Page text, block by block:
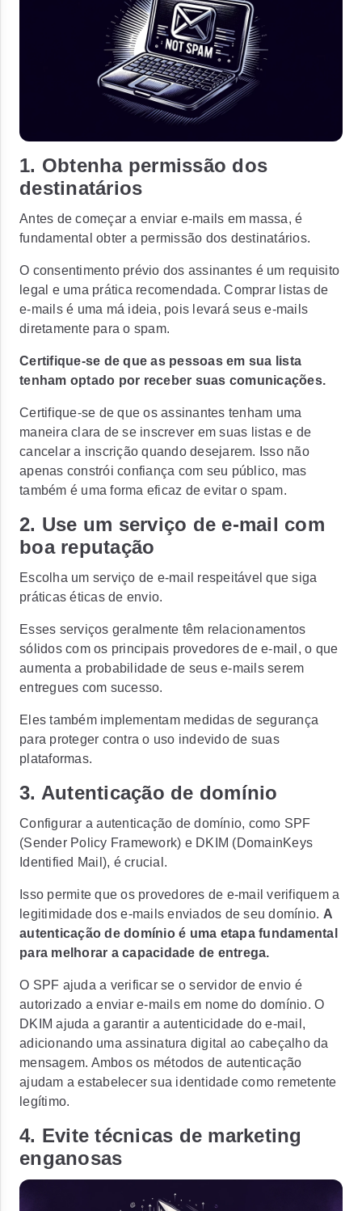
1. Obtenha permissão dos
destinatários
Antes de começar a enviar e-mails em massa, é
fundamental obter a permissão dos destinatários.
O consentimento prévio dos assinantes é um requisito
legal e uma prática recomendada. Comprar listas de
e-mails é uma má ideia, pois levará seus e-mails
diretamente para o spam.
Certifique-se de que as pessoas em sua lista
tenham optado por receber suas comunicações.
Certifique-se de que os assinantes tenham uma
maneira clara de se inscrever em suas listas e de
cancelar a inscrição quando desejarem. Isso não
apenas constrói confiança com seu público, mas
também é uma forma eficaz de evitar o spam.
2. Use um serviço de e-mail com
boa reputação
Escolha um serviço de e-mail respeitável que siga
práticas éticas de envio.
Esses serviços geralmente têm relacionamentos
sólidos com os principais provedores de e-mail, o que
aumenta a probabilidade de seus e-mails serem
entregues com sucesso.
Eles também implementam medidas de segurança
para proteger contra o uso indevido de suas
plataformas.
3. Autenticação de domínio
Configurar a autenticação de domínio, como SPF
(Sender Policy Framework) e DKIM (DomainKeys
Identified Mail), é crucial.
Isso permite que os provedores de e-mail verifiquem a
legitimidade dos e-mails enviados de seu domínio. A
autenticação de domínio é uma etapa fundamental
para melhorar a capacidade de entrega.
O SPF ajuda a verificar se o servidor de envio é
autorizado a enviar e-mails em nome do domínio. O
DKIM ajuda a garantir a autenticidade do e-mail,
adicionando uma assinatura digital ao cabeçalho da
mensagem. Ambos os métodos de autenticação
ajudam a estabelecer sua identidade como remetente
legítimo.
4. Evite técnicas de marketing
enganosas